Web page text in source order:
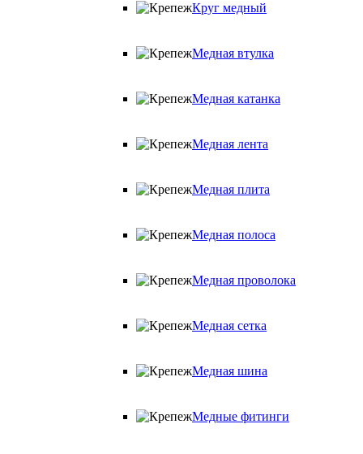
Круг медный
Медная втулка
Медная катанка
Медная лента
Медная плита
Медная полоса
Медная проволока
Медная сетка
Медная шина
Медные фитинги